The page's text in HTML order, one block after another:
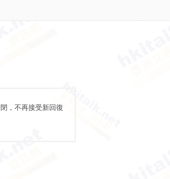
，不再接受新回復